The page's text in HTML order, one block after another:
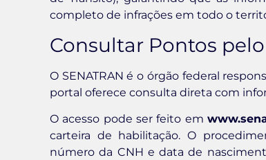
completo de infrações em todo o
Consultar Pontos
O SENATRAN é o órgão federal
portal oferece consulta direta com
O acesso pode ser feito em
carteira de habilitação. O
número da CNH e data de